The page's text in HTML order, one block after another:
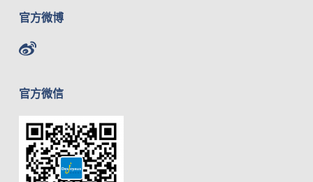
官方微博
官方微信